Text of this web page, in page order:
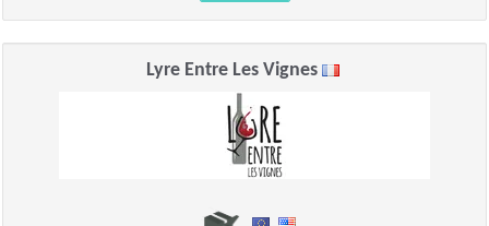
Lyre Entre Les Vignes